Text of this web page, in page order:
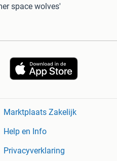
space wolves'
Marktplaats Zakelijk
Help en Info
Privacyverklaring